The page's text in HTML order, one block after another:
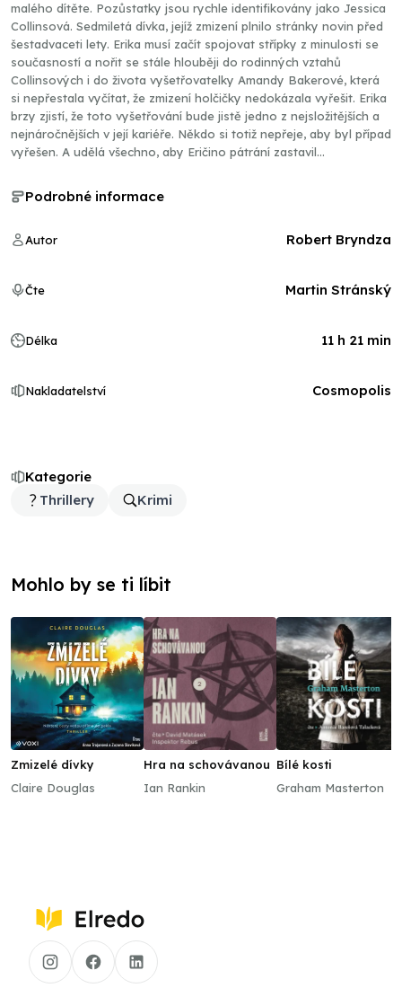
malého dítěte. Pozůstatky jsou rychle identifikovány jako Jessica
Collinsová. Sedmiletá dívka, jejíž zmizení plnilo stránky novin před
šestadvaceti lety. Erika musí začít spojovat střípky z minulosti se
současností a nořit se stále hlouběji do rodinných vztahů
Collinsových i do života vyšetřovatelky Amandy Bakerové, která
si nepřestala vyčítat, že zmizení holčičky nedokázala vyřešit. Erika
brzy zjistí, že toto vyšetřování bude jistě jedno z nejsložitějších a
nejnáročnějších v její kariéře. Někdo si totiž nepřeje, aby byl případ
vyřešen. A udělá všechno, aby Eričino pátrání zastavil…
Kategorie
Thrillery
Krimi
Podrobné informace
Autor Robert Bryndza
Čte Martin Stránský
Délka 11 h 21 min
Nakladatelství Cosmopolis
Mohlo by se ti líbit
Zmizelé dívky
Claire Douglas
Hra na schovávanou
Ian Rankin
Bílé kosti
Graham Masterton